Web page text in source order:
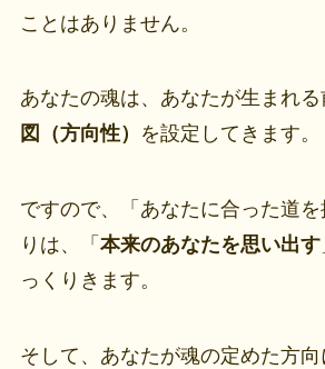
ことはありません。
あなたの魂は、あなたが生まれ
図（方向性）
を設定してきます。
ですので、「あなたに合った道を
りは、「 本来のあなたを思い出す
っくりきます。
そして、あなたが魂の定めた方向